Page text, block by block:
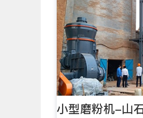
小型磨粉机-山